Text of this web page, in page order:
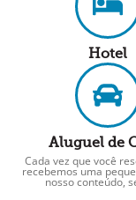
Hotel
Aluguel de
Cada vez que você
recebemos uma
nosso conteúdo,